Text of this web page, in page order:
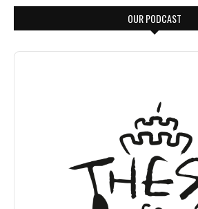
OUR PODCAST
Audio